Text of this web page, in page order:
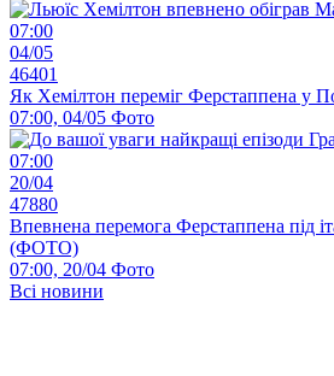
07:00
04/05
46401
Як Хемілтон переміг Ферстаппена у
07:00, 04/05 Фото
07:00
20/04
47880
Впевнена перемога Ферстаппена під
(ФОТО)
07:00, 20/04 Фото
Всі новини